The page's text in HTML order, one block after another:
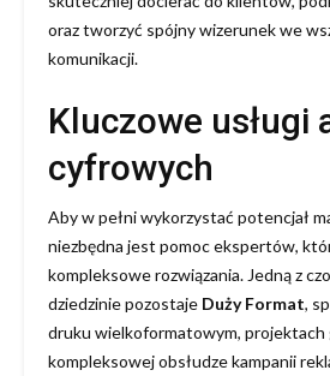
oraz tworzyć spójny wizerunek we
komunikacji.
Kluczowe usługi
cyfrowych
Aby w pełni wykorzystać potencjał
niezbędna jest pomoc ekspertów,
kompleksowe rozwiązania. Jedną z
dziedzinie pozostaje Duży Format,
druku wielkoformatowym, projektach
kompleksowej obsłudze kampanii